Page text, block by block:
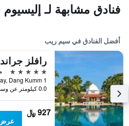
فنادق مشابهة لـ
أفضل الفنادق في سيم ريب
5 نجوم
0.0 كيلومتر عن وسط المدينة
927 ﷼
عرض